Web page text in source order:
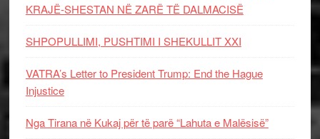
KRAJË-SHESTAN NË ZARË TË DALMACISË
SHPOPULLIMI, PUSHTIMI I SHEKULLIT XXI
VATRA’s Letter to President Trump: End the Hague
Injustice
Nga Tirana në Kukaj për të parë “Lahuta e Malësisë”